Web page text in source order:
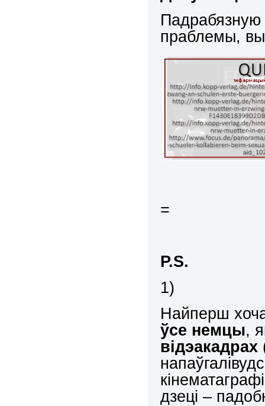
праблемы,
=
P.S.
1)
Найперш
ўсе немцы,
відэакадрах
дзеці –